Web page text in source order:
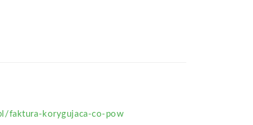
faktura-korygujaca-co-pow